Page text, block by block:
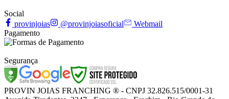
Social
provinjoias
@provinjoiasoficial
Webmail
Pagamento
Segurança
PROVIN JOIAS FRANCHING ® - CNPJ 32.826.515/0001-31